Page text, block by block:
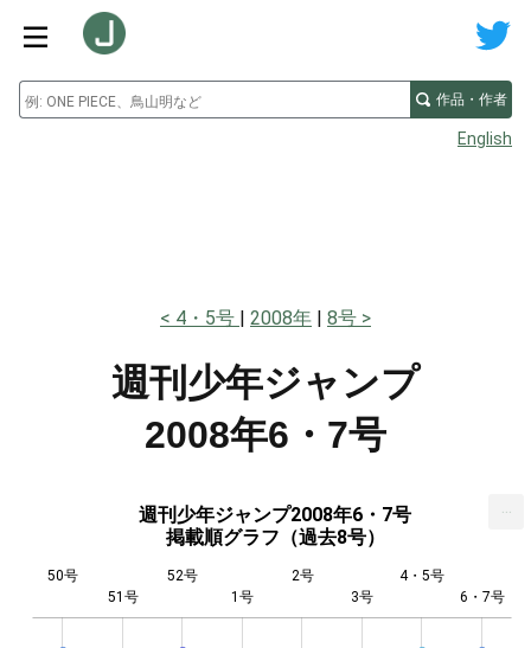
作品・作者
English
4・5号 2008年 8号
週刊少年ジャンプ
2008年6・7号
週刊少年ジャンプ2008年6・7号
掲載順グラフ（過去8号）
50号
51号
52号
1号
2号
3号
4・5号
6・7号